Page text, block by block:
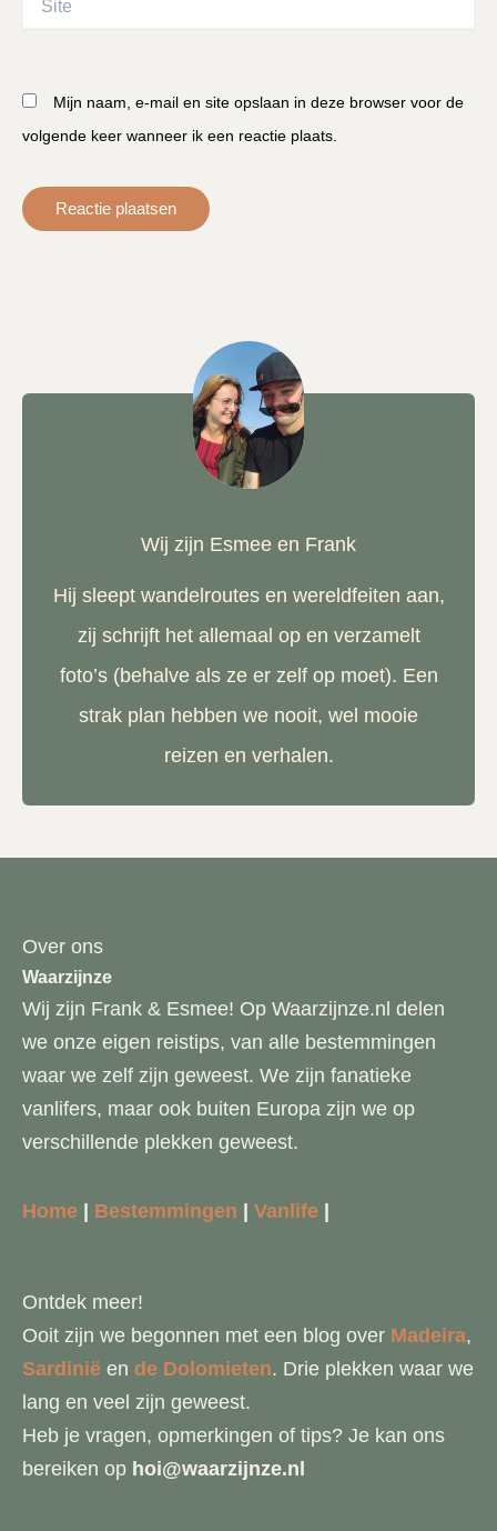
Mijn naam, e-mail en site opslaan in deze browser voor de
volgende keer wanneer ik een reactie plaats.
Wij zijn Esmee en Frank
Hij sleept wandelroutes en wereldfeiten aan,
zij schrijft het allemaal op en verzamelt
foto’s (behalve als ze er zelf op moet). Een
strak plan hebben we nooit, wel mooie
reizen en verhalen.
Over ons
Waarzijnze
Wij zijn Frank & Esmee! Op Waarzijnze.nl delen
we onze eigen reistips, van alle bestemmingen
waar we zelf zijn geweest. We zijn fanatieke
vanlifers, maar ook buiten Europa zijn we op
verschillende plekken geweest.
Home | Bestemmingen | Vanlife |
Ontdek meer!
Ooit zijn we begonnen met een blog over Madeira,
Sardinië en de Dolomieten. Drie plekken waar we
lang en veel zijn geweest.
Heb je vragen, opmerkingen of tips? Je kan ons
bereiken op hoi@waarzijnze.nl